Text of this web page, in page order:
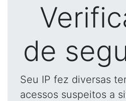
de
Seu IP fez diversas
acessos suspeitos a